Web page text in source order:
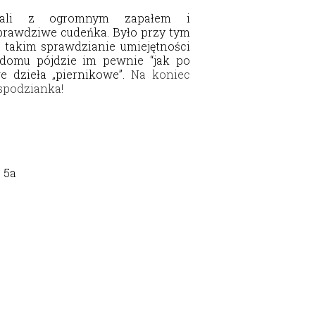
z ogromnym zapałem i
cudeńka. Było przy tym
sprawdzianie umiejętności
pójdzie im pewnie “jak po
dzieła „piernikowe”.
Na koniec